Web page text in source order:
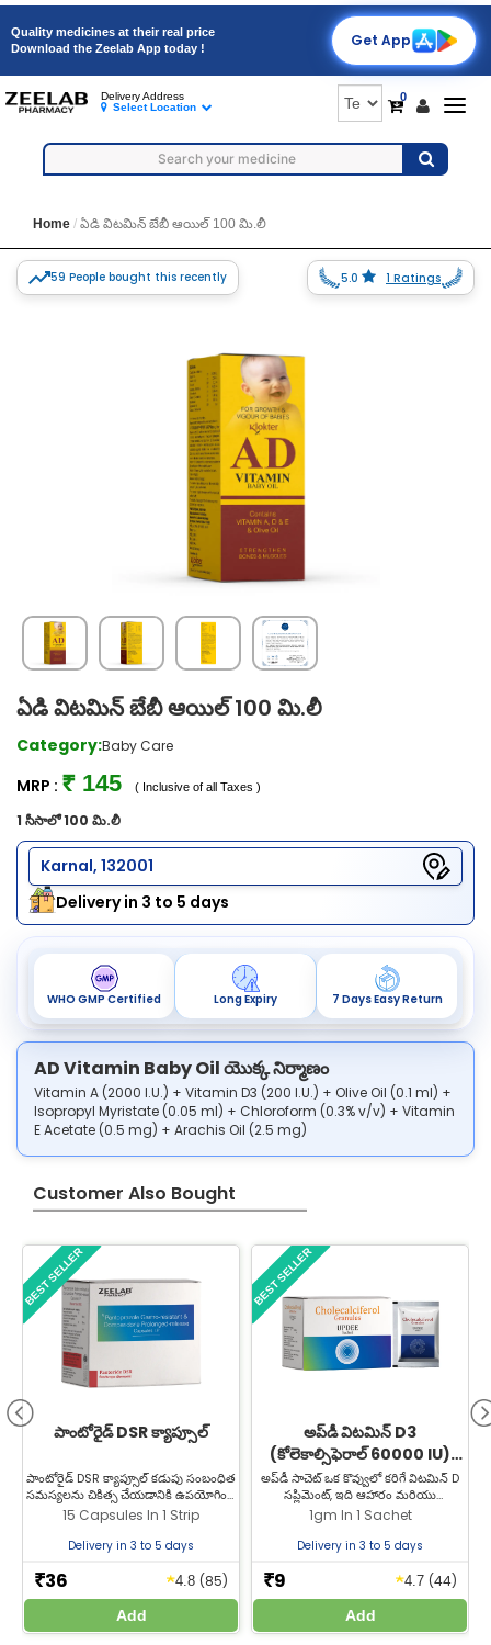
Quality medicines at their real price
Download the Zeelab App today !
Get App
0
Delivery Address
Select Location
Home ఏడి విటమిన్ బేబీ ఆయిల్ 100 మి.లీ
59 People bought this recently 5.0 1 Ratings
ఏడి విటమిన్ బేబీ ఆయిల్ 100 మి.లీ
Category:Baby Care
MRP : ₹ 145 ( Inclusive of all Taxes )
1 సీసాలో 100 మి.లీ
Karnal, 132001
Delivery in 3 to 5 days
WHO GMP Certified Long Expiry 7 Days Easy Return
AD Vitamin Baby Oil యొక్క నిర్మాణం
Vitamin A (2000 I.U.) + Vitamin D3 (200 I.U.) + Olive Oil (0.1 ml) +
Isopropyl Myristate (0.05 ml) + Chloroform (0.3% v/v) + Vitamin
E Acetate (0.5 mg) + Arachis Oil (2.5 mg)
Customer Also Bought
పాంటోరైడ్ DSR క్యాప్సూల్
పాంటోరైడ్ DSR క్యాప్సూల్ కడుపు సంబంధిత
సమస్యలను చికిత్స చేయడానికి ఉపయోగించే
ఔషధం. ఈ మందు ఆమ్లత్వం లక్షణాలను
తగ్గించి పెప్టిక్ అల్సర్‌ను నయం చేయడంలో
సహాయపడుతుంది.
15 Capsules In 1 Strip
Delivery in 3 to 5 days
₹36 ★4.8 (85)
Add
BEST SELLER
అప్‌డీ విటమిన్ D3
(కోలెకాల్సిఫెరాల్ 60000 IU)
సాచెట్ | ఎముకలు & కీళ్ల ఆరోగ్యానికి
అప్‌డీ సాచెట్ ఒక కొవ్వులో కరిగే విటమిన్ D
సప్లిమెంట్, ఇది ఆహారం మరియు
సప్లిమెంట్లలో ఉండే కాల్షియం మరియు
ఫాస్ఫరస్‌ను శరీరం శోషించుకునేందుకు
సహాయపడుతుంది. కొనుగోలు చేయడానికి
1gm In 1 Sachet
Delivery in 3 to 5 days
₹9 ★4.7 (44)
Add
BEST SELLER